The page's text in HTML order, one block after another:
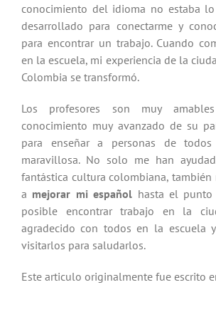
conocimiento del idioma no estaba
desarrollado para conectarme y
para encontrar un trabajo. Cuando
en la escuela, mi experiencia de la
Colombia se transformó.
Los profesores son muy
conocimiento muy avanzado de su
para enseñar a personas de
maravillosa. No solo me han
fantástica cultura colombiana, también
a mejorar mi español hasta el
posible encontrar trabajo en la
agradecido con todos en la escuela
visitarlos para saludarlos.
Este articulo originalmente fue escrito